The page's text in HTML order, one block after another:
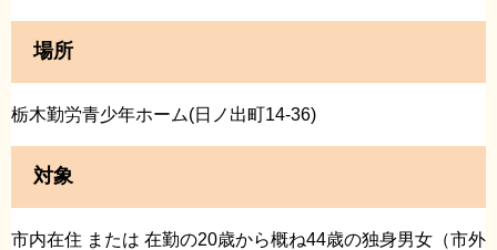
場所
栃木勤労青少年ホーム(日ノ出町14-36)
対象
市内在住 または 在勤の20歳から概ね44歳の独身男女（市外